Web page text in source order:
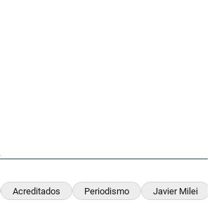
Acreditados Periodismo Javier Milei